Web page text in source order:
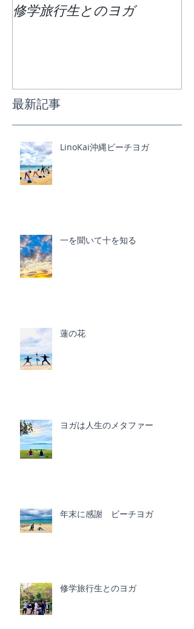
修学旅行生とのヨガ
最新記事
LinoKai沖縄ビーチヨガ
一を聞いて十を知る
蓮の花
ヨガは人生のメタファー
年末に感謝 ビーチヨガ
修学旅行生とのヨガ